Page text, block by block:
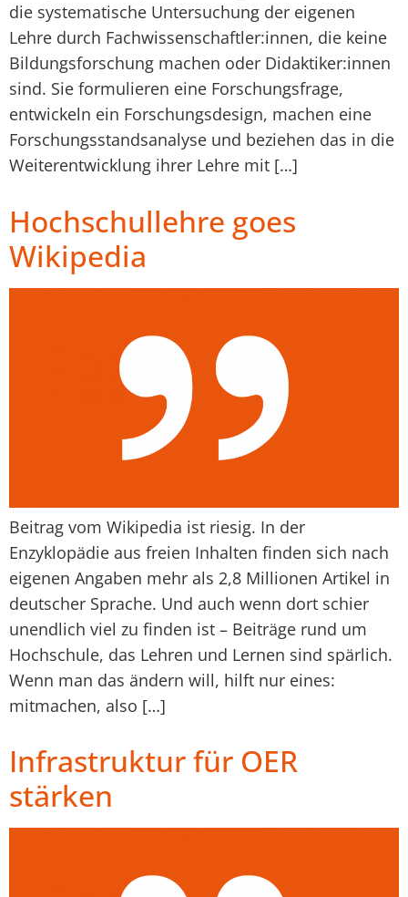
die systematische Untersuchung der eigenen
Lehre durch Fachwissenschaftler:innen, die keine
Bildungsforschung machen oder Didaktiker:innen
sind. Sie formulieren eine Forschungsfrage,
entwickeln ein Forschungsdesign, machen eine
Forschungsstandsanalyse und beziehen das in die
Weiterentwicklung ihrer Lehre mit […]
Hochschullehre goes
Wikipedia
Beitrag vom Wikipedia ist riesig. In der
Enzyklopädie aus freien Inhalten finden sich nach
eigenen Angaben mehr als 2,8 Millionen Artikel in
deutscher Sprache. Und auch wenn dort schier
unendlich viel zu finden ist – Beiträge rund um
Hochschule, das Lehren und Lernen sind spärlich.
Wenn man das ändern will, hilft nur eines:
mitmachen, also […]
Infrastruktur für OER
stärken